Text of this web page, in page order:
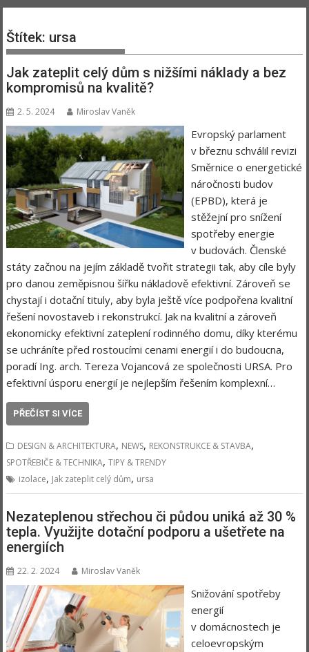
Štítek: ursa
Jak zateplit celý dům s nižšími náklady a bez
kompromisů na kvalitě?
2. 5. 2024 Miroslav Vaněk
Evropský parlament
v březnu schválil revizi
Směrnice o energetické
náročnosti budov
(EPBD), která je
stěžejní pro snížení
spotřeby energie
v budovách. Členské
státy začnou na jejím základě tvořit strategii tak, aby cíle byly
pro danou zeměpisnou šířku nákladově efektivní. Zároveň se
chystají i dotační tituly, aby byla ještě více podpořena kvalitní
řešení novostaveb i rekonstrukcí. Jak na kvalitní a zároveň
ekonomicky efektivní zateplení rodinného domu, díky kterému
se uchráníte před rostoucími cenami energií i do budoucna,
poradí Ing. arch. Tereza Vojancová ze společnosti URSA. Pro
efektivní úsporu energií je nejlepším řešením komplexní…
PŘEČÍST SI VÍCE
DESIGN & ARCHITEKTURA, NEWS, REKONSTRUKCE & STAVBA,
SPOTŘEBIČE & TECHNIKA,TIPY & TRENDY
izolace, Jak zateplit celý dům, ursa
Nezateplenou střechou či půdou uniká až 30 %
tepla. Využijte dotační podporu a ušetřete na
energiích
22. 2. 2024 Miroslav Vaněk
Snižování spotřeby
energií
v domácnostech je
celoevropským